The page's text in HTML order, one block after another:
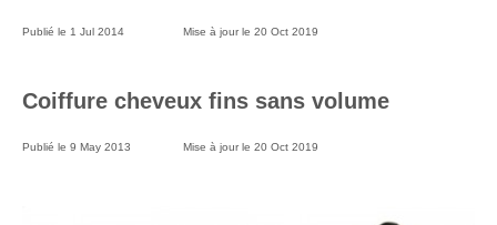
Publié le 1 Jul 2014 Mise à jour le 20 Oct 2019
Coiffure cheveux fins sans volume
Publié le 9 May 2013 Mise à jour le 20 Oct 2019